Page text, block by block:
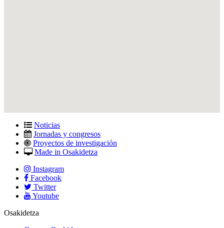
Noticias
Jornadas y congresos
Proyectos de investigación
Made in Osakidetza
Instagram
Facebook
Twitter
Youtube
Osakidetza